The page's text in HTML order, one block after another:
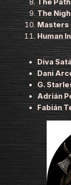
The
The
Masters
Human
Diva
Dani
G.
Adrián
Fabián